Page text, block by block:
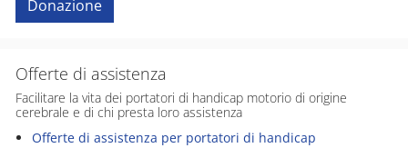
Donazione
Offerte di assistenza
Facilitare la vita dei portatori di handicap motorio di origine
cerebrale e di chi presta loro assistenza
Offerte di assistenza per portatori di handicap